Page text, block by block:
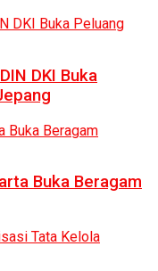
DKI Buka
Buka Beragam